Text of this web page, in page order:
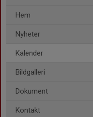
Hem
Nyheter
Kalender
Bildgalleri
Dokument
Kontakt